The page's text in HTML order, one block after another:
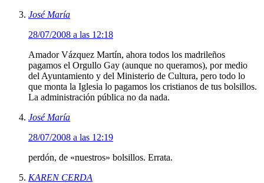
José María
28/07/2008 a las 12:18
Amador Vázquez Martín, ahora todos los madrileños
pagamos el Orgullo Gay (aunque no queramos), por medio
del Ayuntamiento y del Ministerio de Cultura, pero todo lo
que monta la Iglesia lo pagamos los cristianos de tus bolsillos.
La administración pública no da nada.
José María
28/07/2008 a las 12:19
perdón, de «nuestros» bolsillos. Errata.
KAREN CERDA